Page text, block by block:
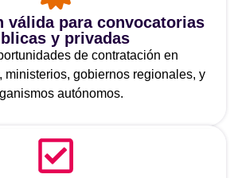
válida para convocatorias
y privadas
de contratación en
ministerios, gobiernos regionales, y
autónomos.